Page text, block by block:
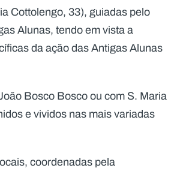
Cottolengo, 33), guiadas pelo
Alunas, tendo em vista a
da ação das Antigas Alunas
Bosco Bosco ou com S. Maria
e vividos nas mais variadas
coordenadas pela